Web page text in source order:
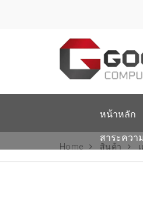
หน้าหลัก
สาระควา
Home สินค้า